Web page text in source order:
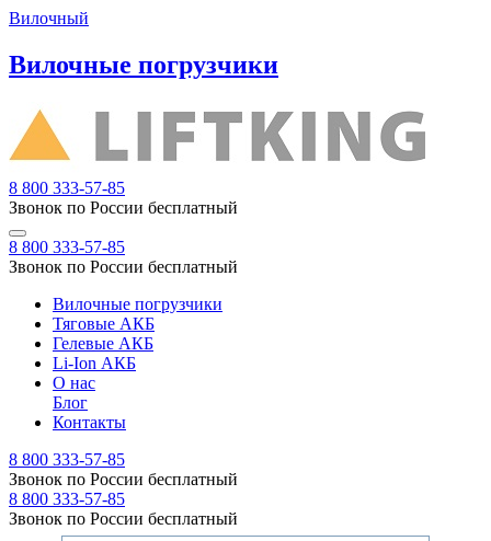
Вилочный
Вилочные погрузчики
8 800 333-57-85
Звонок по России бесплатный
8 800 333-57-85
Звонок по России бесплатный
Вилочные погрузчики
Тяговые АКБ
Гелевые АКБ
Li-Ion АКБ
О нас
Блог
Контакты
8 800 333-57-85
Звонок по России бесплатный
8 800 333-57-85
Звонок по России бесплатный